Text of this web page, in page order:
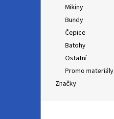
Mikiny
Bundy
Čepice
Batohy
Ostatní
Promo materiály
Značky